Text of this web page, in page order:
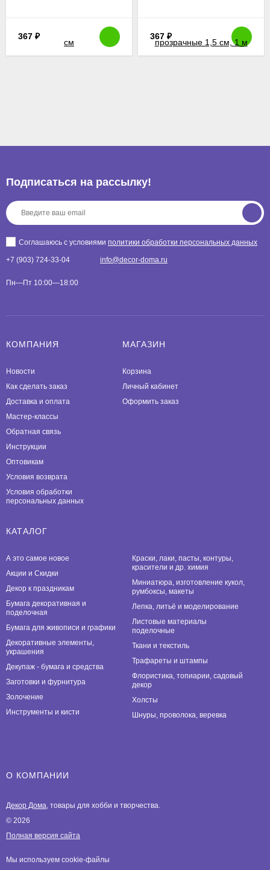
367 ₽ 367 ₽
Подписаться на рассылкy!
Соглашаюсь с условиями политики обработки персональных данных
+7 (903) 724-33-04 info@decor-doma.ru
Пн—Пт 10:00—18:00
КОМПАНИЯ
Новости
Как сделать заказ
Доставка и оплата
Мастер-классы
Обратная связь
Инструкции
Оптовикам
Условия возврата
Условия обработки
персональных данных
МАГАЗИН
Корзина
Личный кабинет
Оформить заказ
КАТАЛОГ
А это самое новое
Акции и Скидки
Декор к праздникам
Бумага декоративная и
поделочная
Бумага для живописи и графики
Декоративные элементы,
украшения
Декупаж - бумага и средства
Заготовки и фурнитура
Золочение
Инструменты и кисти
Краски, лаки, пасты, контуры,
красители и др. химия
Миниатюра, изготовление кукол,
румбоксы, макеты
Лепка, литьё и моделирование
Листовые материалы
поделочные
Ткани и текстиль
Трафареты и штампы
Флористика, топиарии, садовый
декор
Холсты
Шнуры, проволока, веревка
О КОМПАНИИ
Декор Дома, товары для хобби и творчества.
© 2026
Полная версия сайта
Мы используем cookie-файлы